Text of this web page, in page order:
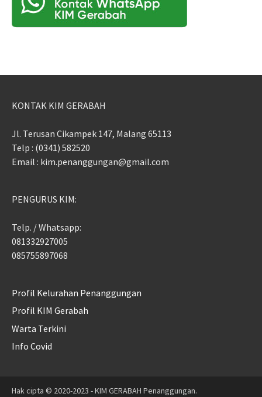
KONTAK KIM GERABAH
Jl. Terusan Cikampek 147, Malang 65113
Telp : (0341) 582520
Email : kim.penanggungan@gmail.com
PENGURUS KIM:
Telp. / Whatsapp:
081332927005
085755897068
Profil Kelurahan Penanggungan
Profil KIM Gerabah
Warta Terkini
Info Covid
Hak cipta © 2020-2023 - KIM GERABAH Penanggungan.